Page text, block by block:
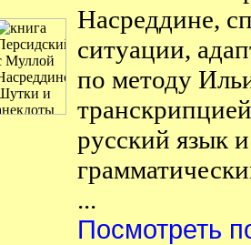
Насреддине,
ситуации,
по методу
русский язык
...
Посмотреть